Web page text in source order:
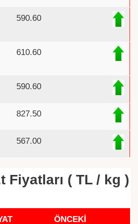
590.60
610.60
590.60
827.50
567.00
Fiyatları ( TL / kg )
ÖNCEKİ